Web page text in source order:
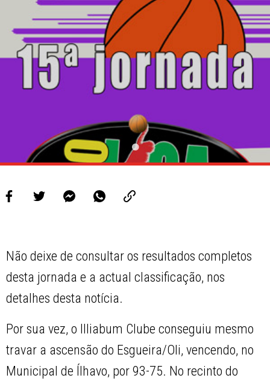
Não deixe de consultar os resultados completos
desta jornada e a actual classificação, nos
detalhes desta notícia.
Por sua vez, o Illiabum Clube conseguiu mesmo
travar a ascensão do Esgueira/Oli, vencendo, no
Municipal de Ílhavo, por 93-75. No recinto do